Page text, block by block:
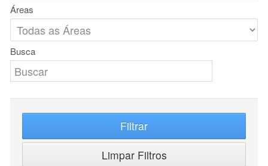
Áreas
Busca
Filtrar
Limpar Filtros